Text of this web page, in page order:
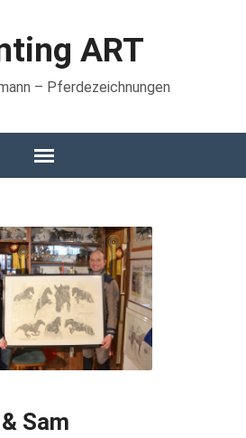
ART
– Pferdezeichnungen
Sam